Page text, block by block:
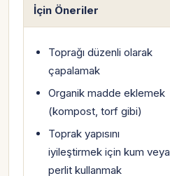
İçin Öneriler
Toprağı düzenli olarak
çapalamak
Organik madde eklemek
(kompost, torf gibi)
Toprak yapısını
iyileştirmek için kum veya
perlit kullanmak